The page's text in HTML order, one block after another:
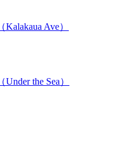
Ave）
the Sea）